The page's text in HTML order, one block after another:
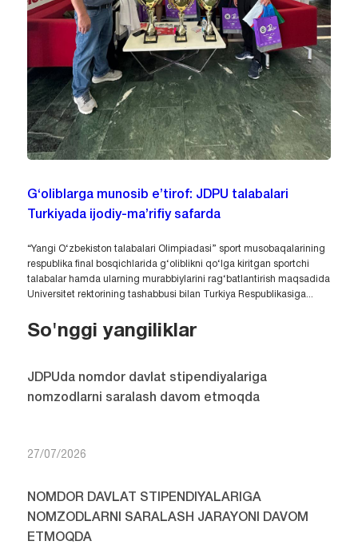
G‘oliblarga munosib e’tirof: JDPU talabalari
Turkiyada ijodiy-ma’rifiy safarda
“Yangi O‘zbekiston talabalari Olimpiadasi” sport musobaqalarining
respublika final bosqichlarida g‘oliblikni qo‘lga kiritgan sportchi
talabalar hamda ularning murabbiylarini rag‘batlantirish maqsadida
Universitet rektorining tashabbusi bilan Turkiya Respublikasiga...
So'nggi yangiliklar
JDPUda nomdor davlat stipendiyalariga
nomzodlarni saralash davom etmoqda
27/07/2026
NOMDOR DAVLAT STIPENDIYALARIGA
NOMZODLARNI SARALASH JARAYONI DAVOM
ETMOQDA